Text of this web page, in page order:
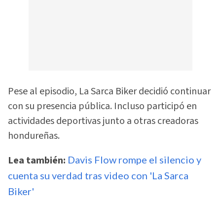
Pese al episodio, La Sarca Biker decidió continuar
con su presencia pública. Incluso participó en
actividades deportivas junto a otras creadoras
hondureñas.
Lea también: Davis Flow rompe el silencio y
cuenta su verdad tras video con 'La Sarca
Biker'